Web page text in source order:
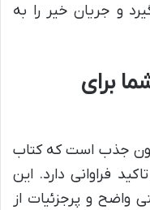
و جریان خیر را به
برای
جذب است که کتاب
فراوانی دارد. این
واضح و پرجزئیات از